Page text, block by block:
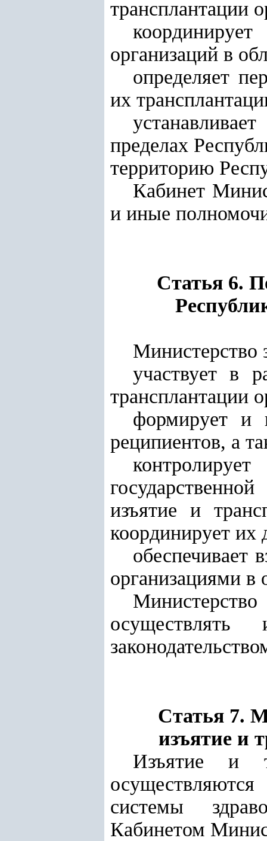
трансплантации
организаций в
определяет
их
пределах
территорию
Кабинет
и иные
Статья 6.
Министерство
участвует в
трансплантации
формирует и
реципиентов, а
изъятие и
координирует их
обеспечивает
организациями в
Статья 7.
изъятие и
Изъятие и
системы
Кабинетом